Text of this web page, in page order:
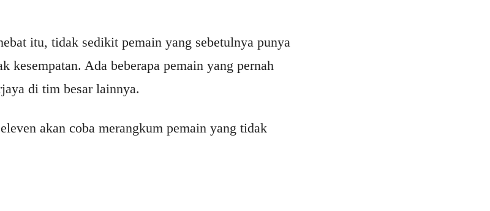
itu, tidak sedikit pemain yang sebetulnya punya
kesempatan. Ada beberapa pemain yang pernah
di tim besar lainnya.
akan coba merangkum pemain yang tidak